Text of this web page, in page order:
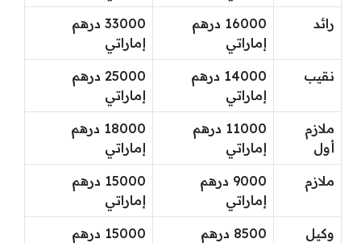
رائد
16000 درهم
إماراتي
33000 درهم
إماراتي
نقيب
14000 درهم
إماراتي
25000 درهم
إماراتي
ملازم
أول
11000 درهم
إماراتي
18000 درهم
إماراتي
ملازم
9000 درهم
إماراتي
15000 درهم
إماراتي
وكيل
8500 درهم
15000 درهم